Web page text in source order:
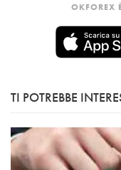
OKFOREX
TI POTREBBE